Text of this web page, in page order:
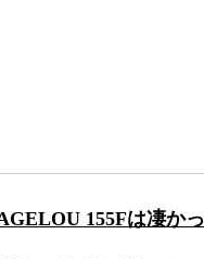
155Fは凄かっ